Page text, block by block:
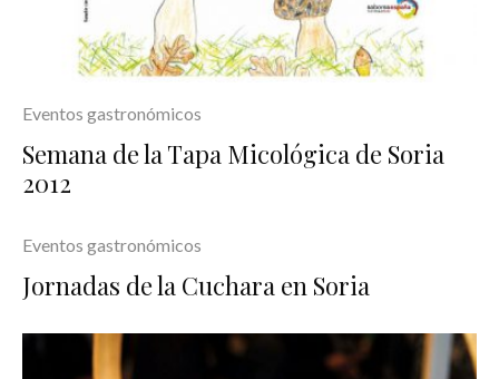
Eventos gastronómicos
Semana de la Tapa Micológica de Soria
2012
Eventos gastronómicos
Jornadas de la Cuchara en Soria